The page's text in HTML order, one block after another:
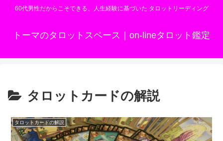
60代男性だからこそできる、人生経験に基づいた タロットリーディング
トーマのタロットスペース｜on-lineタロット鑑定
タロットカードの解説
タロットカードの解説